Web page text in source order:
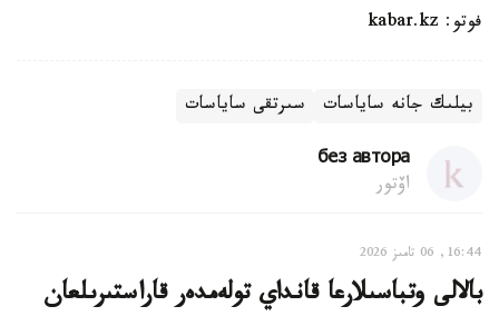
فوتو: kabar.kz
بيلىك جانە ساياسات سىرتقى ساياسات
без автора
اۆتور
16:44, 06 تامىز 2026
بالالى وتباسىلارعا قانداي تولەمدەر قاراستىرىلعان